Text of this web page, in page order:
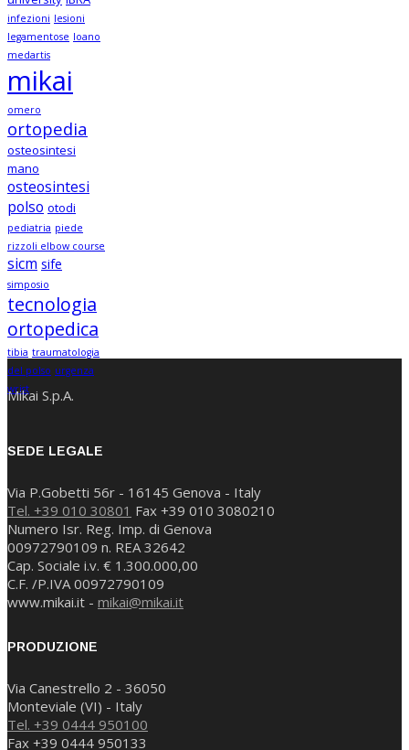
infezioni lesioni
legamentose loano
medartis
mikai
omero
ortopedia
osteosintesi
mano
osteosintesi
polso otodi
pediatria piede
rizzoli elbow course
sicm sife
simposio
tecnologia
ortopedica
tibia traumatologia
del polso urgenza
wrist
Mikai S.p.A.
SEDE LEGALE
Via P.Gobetti 56r - 16145 Genova - Italy
Tel. +39 010 30801 Fax +39 010 3080210
Numero Isr. Reg. Imp. di Genova
00972790109 n. REA 32642
Cap. Sociale i.v. € 1.300.000,00
C.F. /P.IVA 00972790109
www.mikai.it - mikai@mikai.it
PRODUZIONE
Via Canestrello 2 - 36050
Monteviale (VI) - Italy
Tel. +39 0444 950100
Fax +39 0444 950133